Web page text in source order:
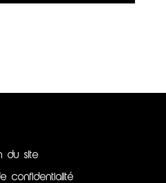
du site
confidentialité